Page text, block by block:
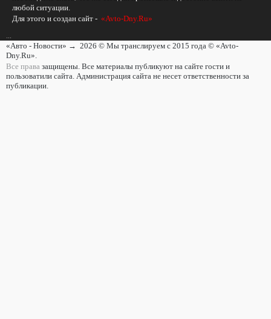
любой ситуации.
Для этого и создан сайт - «Avto-Dny.Ru»
«Авто - Новости» → 2026 © Мы транслируем с 2015 года © «Avto-
Dny.Ru».
Все права защищены. Все материалы публикуют на сайте гости и
пользоватили сайта. Администрация сайта не несет ответственности за
публикации.